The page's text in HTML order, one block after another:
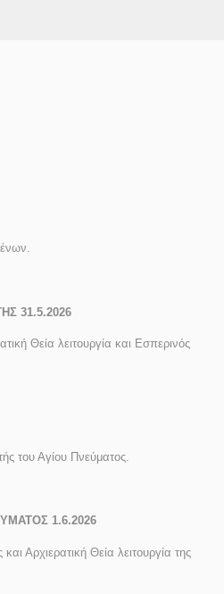
31.5.2026
Θεία λειτουργία και Εσπερινός
του Αγίου Πνεύματος.
1.6.2026
Αρχιερατική Θεία λειτουργία της